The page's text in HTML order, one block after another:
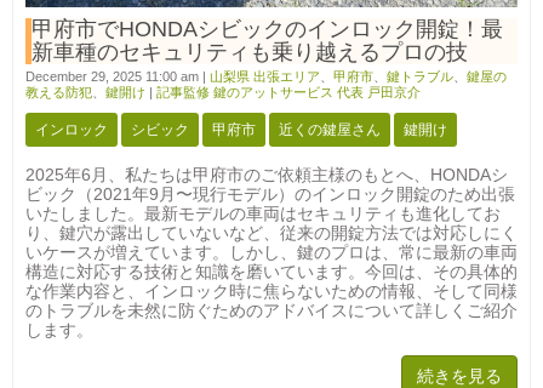
甲府市でHONDAシビックのインロック開錠！最
新車種のセキュリティも乗り越えるプロの技
December 29, 2025 11:00 am 山梨県 出張エリア 甲府市 鍵トラブル
鍵屋の
教える防犯
鍵開け 記事監修 鍵のアットサービス 代表 戸田京介
インロック シビック 甲府市 近くの鍵屋さん 鍵開け
2025年6月、私たちは甲府市のご依頼主様のもとへ、HONDAシ
ビック（2021年9月〜現行モデル）のインロック開錠のため出張
いたしました。最新モデルの車両はセキュリティも進化してお
り、鍵穴が露出していないなど、従来の開錠方法では対応しにく
いケースが増えています。しかし、鍵のプロは、常に最新の車両
構造に対応する技術と知識を磨いています。今回は、その具体的
な作業内容と、インロック時に焦らないための情報、そして同様
のトラブルを未然に防ぐためのアドバイスについて詳しくご紹介
します。
続きを見る